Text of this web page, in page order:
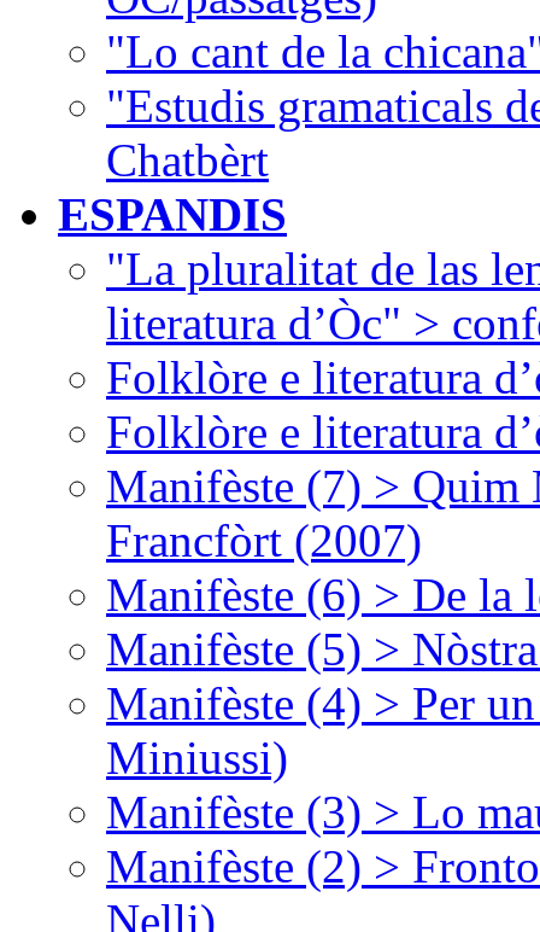
"Lo cant de la
"Estudis gramaticals
Chatbèrt
ESPANDIS
"La pluralitat de las
literatura d’Òc" >
Folklòre e literatura
Folklòre e literatura
Manifèste (7) > Quim
Francfòrt (2007)
Manifèste (6) > De la
Manifèste (5) >
Manifèste (4) > Per
Miniussi)
Manifèste (3) > Lo
Manifèste (2) >
Nelli)